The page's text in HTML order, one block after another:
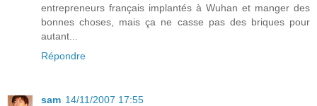
entrepreneurs français implantés à Wuhan et manger des
bonnes choses, mais ça ne casse pas des briques pour
autant...
Répondre
sam 14/11/2007 17:55